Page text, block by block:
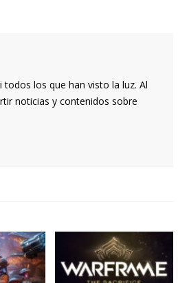
todos los que han visto la luz. Al
noticias y contenidos sobre